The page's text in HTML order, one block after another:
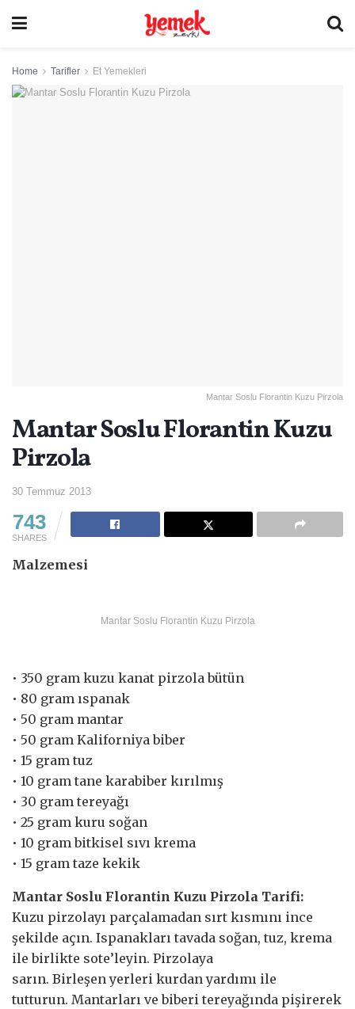
Home Tarifler Et Yemekleri
Mantar Soslu Florantin Kuzu Pirzola
Mantar Soslu Florantin Kuzu
Pirzola
30 Temmuz 2013
743
SHARES
Malzemesi
Mantar Soslu Florantin Kuzu Pirzola
• 350 gram kuzu kanat pirzola bütün
• 80 gram ıspanak
• 50 gram mantar
• 50 gram Kaliforniya biber
• 15 gram tuz
• 10 gram tane karabiber kırılmış
• 30 gram tereyağı
• 25 gram kuru soğan
• 10 gram bitkisel sıvı krema
• 15 gram taze kekik
Mantar Soslu Florantin Kuzu Pirzola Tarifi:
Kuzu pirzolayı parçalamadan sırt kısmını ince
şekilde açın. Ispanakları tavada soğan, tuz, krema
ile birlikte sote’leyin. Pirzolaya
sarın. Birleşen yerleri kurdan yardımı ile
tutturun. Mantarları ve biberi tereyağında pişirerek